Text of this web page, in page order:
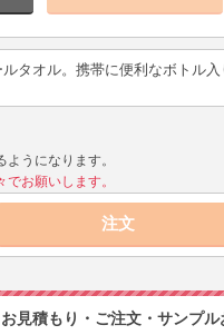
タオル。携帯に便利なボトル入
うになります。
お願いします。
見積もり・ご注文・サンプ